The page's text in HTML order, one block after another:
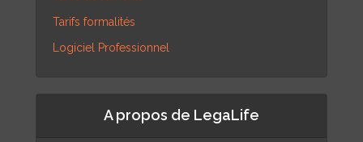
Tarifs formalités
Logiciel Professionnel
A propos de LegaLife